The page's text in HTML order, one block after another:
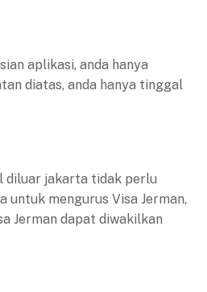
aplikasi, anda hanya
diatas, anda hanya tinggal
diluar jakarta tidak perlu
untuk mengurus Visa Jerman,
Jerman dapat diwakilkan